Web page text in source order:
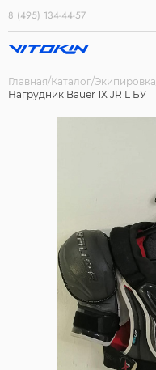
8 (495) 134-44-57
Главная Каталог Экипировка
Нагрудник Bauer 1X JR L БУ